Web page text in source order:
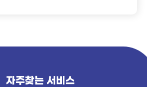
자주찾는 서비스